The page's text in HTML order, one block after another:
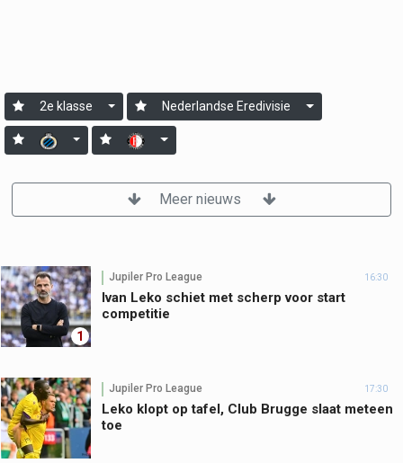
2e klasse Nederlandse Eredivisie
Meer nieuws
1
Jupiler Pro League 16:30
Ivan Leko schiet met scherp voor start
competitie
Jupiler Pro League 17:30
Leko klopt op tafel, Club Brugge slaat meteen
toe